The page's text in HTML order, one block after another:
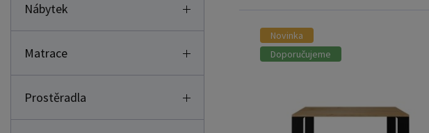
Nábytek
Matrace
Prostěradla
Novinka
Doporučujeme